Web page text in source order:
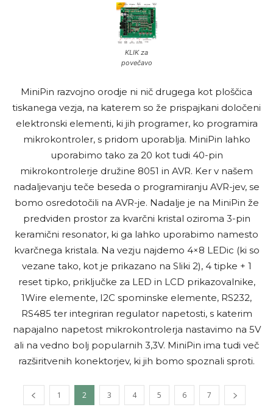
KLIK za
povečavo
MiniPin razvojno orodje ni nič drugega kot ploščica
tiskanega vezja, na katerem so že prispajkani določeni
elektronski elementi, ki jih programer, ko programira
mikrokontroler, s pridom uporablja. MiniPin lahko
uporabimo tako za 20 kot tudi 40-pin
mikrokontrolerje družine 8051 in AVR. Ker v našem
nadaljevanju teče beseda o programiranju AVR-jev, se
bomo osredotočili na AVR-je. Nadalje je na MiniPin že
predviden prostor za kvarčni kristal oziroma 3-pin
keramični resonator, ki ga lahko uporabimo namesto
kvarčnega kristala. Na vezju najdemo 4×8 LEDic (ki so
vezane tako, kot je prikazano na Sliki 2), 4 tipke + 1
reset tipko, priključke za LED in LCD prikazovalnike,
1Wire elemente, I2C spominske elemente, RS232,
RS485 ter integriran regulator napetosti, s katerim
napajalno napetost mikrokontrolerja nastavimo na 5V
ali na vedno bolj popularnih 3,3V. MiniPin ima tudi več
razširitvenih konektorjev, ki jih bomo spoznali sproti.
1 2 3 4 5 6 7